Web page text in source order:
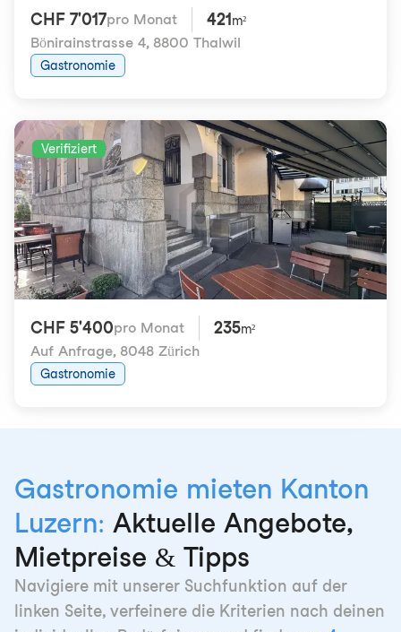
CHF 7'017pro Monat 421 m²
Bönirainstrasse 4, 8800 Thalwil
Gastronomie
Verifiziert
CHF 5'400pro Monat 235m²
Auf Anfrage, 8048 Zürich
Gastronomie
Gastronomie mieten Kanton
Luzern: Aktuelle Angebote,
Mietpreise & Tipps
Navigiere mit unserer Suchfunktion auf der
linken Seite, verfeinere die Kriterien nach deinen